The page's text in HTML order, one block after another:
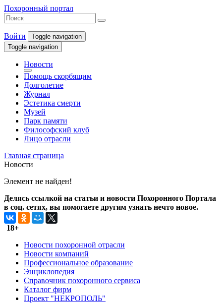
Похоронный портал
Войти
Toggle navigation
Toggle navigation
Новости
Помощь скорбящим
Долголетие
Журнал
Эстетика смерти
Музей
Парк памяти
Философский клуб
Лицо отрасли
Главная страница
Новости
Элемент не найден!
Делясь ссылкой на статьи и новости Похоронного Портала
в соц. сетях, вы помогаете другим узнать нечто новое.
18+
Новости похоронной отрасли
Новости компаний
Профессиональное образование
Энциклопедия
Справочник похоронного сервиса
Каталог фирм
Проект "НЕКРОПОЛЬ"